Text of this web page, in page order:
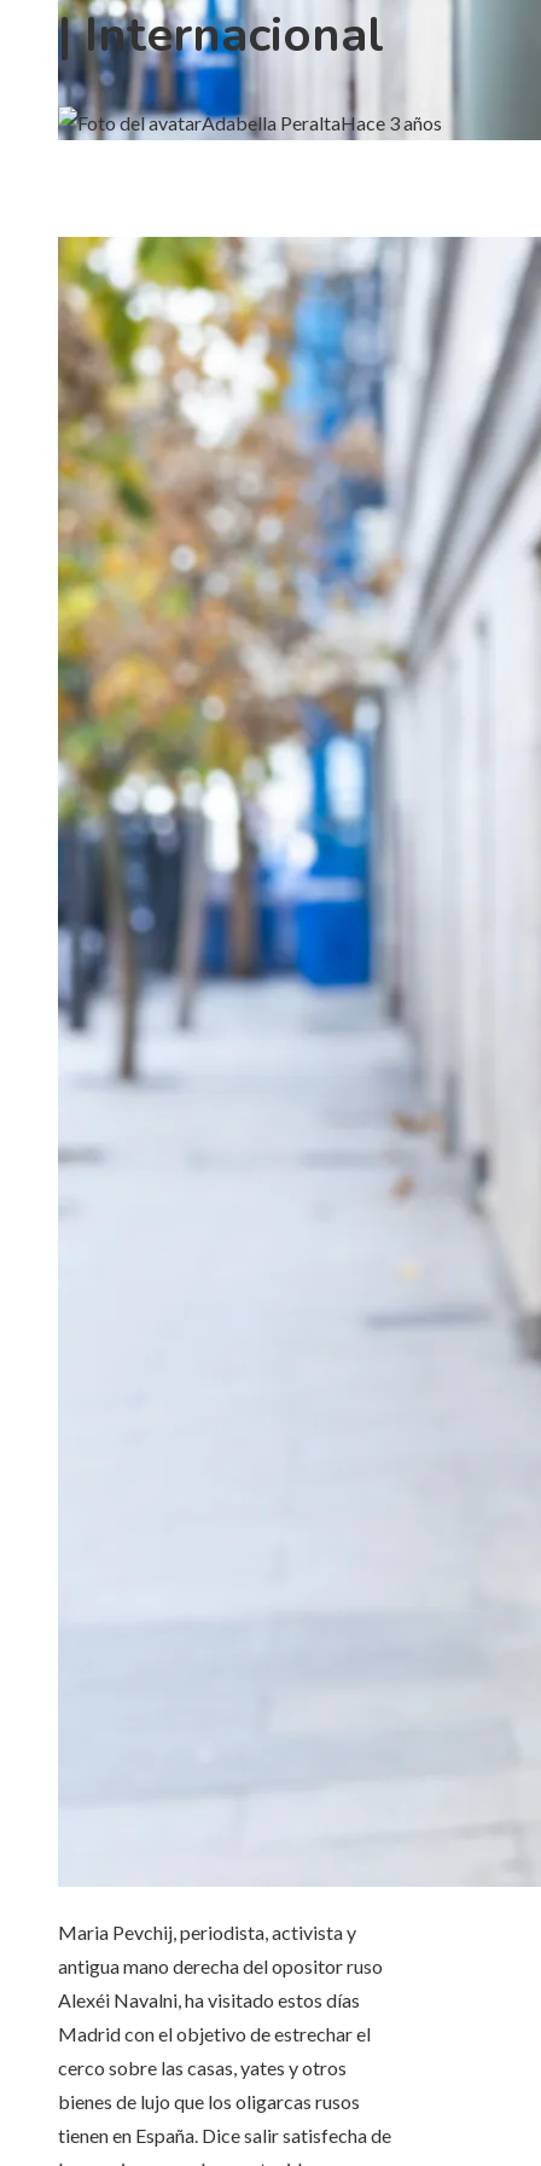
| Internacional
Adabella PeraltaHace 3 años
Maria Pevchij, periodista, activista y
antigua mano derecha del opositor ruso
Alexéi Navalni, ha visitado estos días
Madrid con el objetivo de estrechar el
cerco sobre las casas, yates y otros
bienes de lujo que los oligarcas rusos
tienen en España. Dice salir satisfecha de